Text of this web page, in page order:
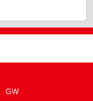
GW